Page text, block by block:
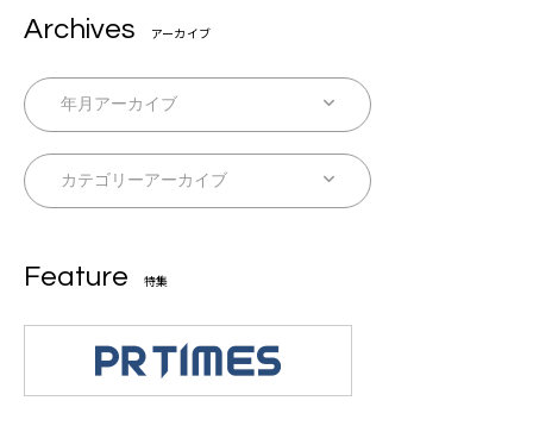
Archives アーカイブ
Feature 特集